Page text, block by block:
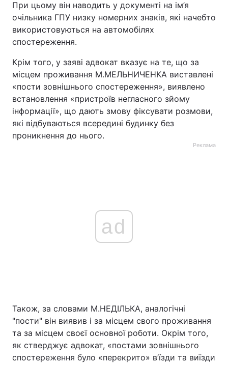
При цьому він наводить у документі на ім’я
очільника ГПУ низку номерних знаків, які начебто
використовуються на автомобілях
спостереження.
Крім того, у заяві адвокат вказує на те, що за
місцем проживання М.МЕЛЬНИЧЕНКА виставлені
«пости зовнішнього спостереження», виявлено
встановлення «пристроїв негласного зйому
інформації», що дають змову фіксувати розмови,
які відбуваються всередині будинку без
проникнення до нього.
Реклама
ad
Також, за словами М.НЕДІЛЬКА, аналогічні
"пости" він виявив і за місцем свого проживання
та за місцем своєї основної роботи. Окрім того,
як стверджує адвокат, «постами зовнішнього
спостереження було «перекрито» в’їзди та виїзди